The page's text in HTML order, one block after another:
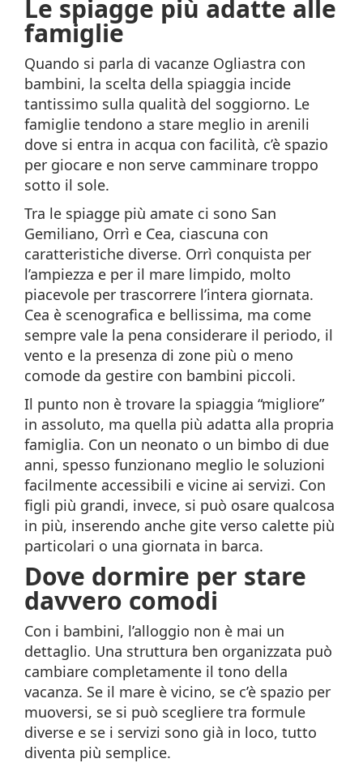
Le spiagge più adatte alle
famiglie
Quando si parla di vacanze Ogliastra con
bambini, la scelta della spiaggia incide
tantissimo sulla qualità del soggiorno. Le
famiglie tendono a stare meglio in arenili
dove si entra in acqua con facilità, c’è spazio
per giocare e non serve camminare troppo
sotto il sole.
Tra le spiagge più amate ci sono San
Gemiliano, Orrì e Cea, ciascuna con
caratteristiche diverse. Orrì conquista per
l’ampiezza e per il mare limpido, molto
piacevole per trascorrere l’intera giornata.
Cea è scenografica e bellissima, ma come
sempre vale la pena considerare il periodo, il
vento e la presenza di zone più o meno
comode da gestire con bambini piccoli.
Il punto non è trovare la spiaggia “migliore”
in assoluto, ma quella più adatta alla propria
famiglia. Con un neonato o un bimbo di due
anni, spesso funzionano meglio le soluzioni
facilmente accessibili e vicine ai servizi. Con
figli più grandi, invece, si può osare qualcosa
in più, inserendo anche gite verso calette più
particolari o una giornata in barca.
Dove dormire per stare
davvero comodi
Con i bambini, l’alloggio non è mai un
dettaglio. Una struttura ben organizzata può
cambiare completamente il tono della
vacanza. Se il mare è vicino, se c’è spazio per
muoversi, se si può scegliere tra formule
diverse e se i servizi sono già in loco, tutto
diventa più semplice.